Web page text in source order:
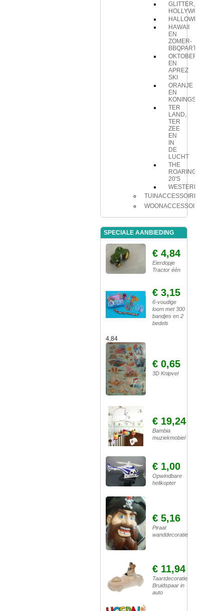
GLITTER,GLAMOUR,
HOLLYWOOD
HALLOWEEN
HAWAII
EN
ZOMER-
BBQPARTY
OKTOBERFEEST
EN
APREZ
SKI
ORANJE
EN
KONINGSDAG
TER
LAND,
TER
ZEE
EN
IN
DE
LUCHT
THE
ROARING
20'S
WESTERN
TUINACCESSOIRES
WOONACCESSOIRES
SPECIALE AANBIEDING
€ 4,84
Eierdopje
Tractor één
€ 3,15
6-voudige
loom met 300
bandjes en 2
bedels
4,84
€ 0,65
3D Knipvel
€ 19,24
Bambia
muziekmobiel
€ 1,00
Opwindbare
helikopter
€ 5,16
Piraat
wanddecoratie
€ 11,94
Taartdecoratie
Bruidspaar in
auto